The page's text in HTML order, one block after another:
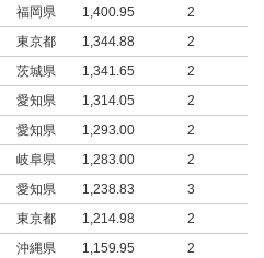
福岡県 1,400.95
2
東京都 1,344.88
2
茨城県 1,341.65
2
愛知県 1,314.05
2
愛知県 1,293.00
2
岐阜県 1,283.00
2
愛知県 1,238.83
3
東京都 1,214.98
2
沖縄県 1,159.95
2